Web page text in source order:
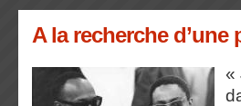
A la recherche
«